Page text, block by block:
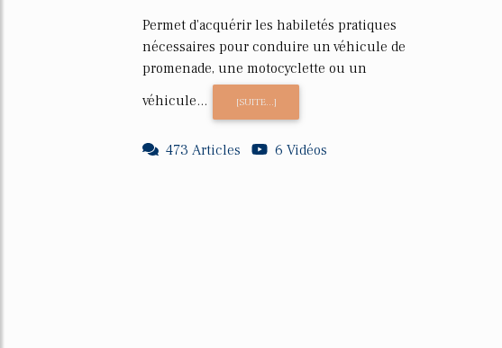
Permet d'acquérir les habiletés pratiques
nécessaires pour conduire un véhicule de
promenade, une motocyclette ou un
véhicule...
[SUITE...]
473 Articles 6 Vidéos